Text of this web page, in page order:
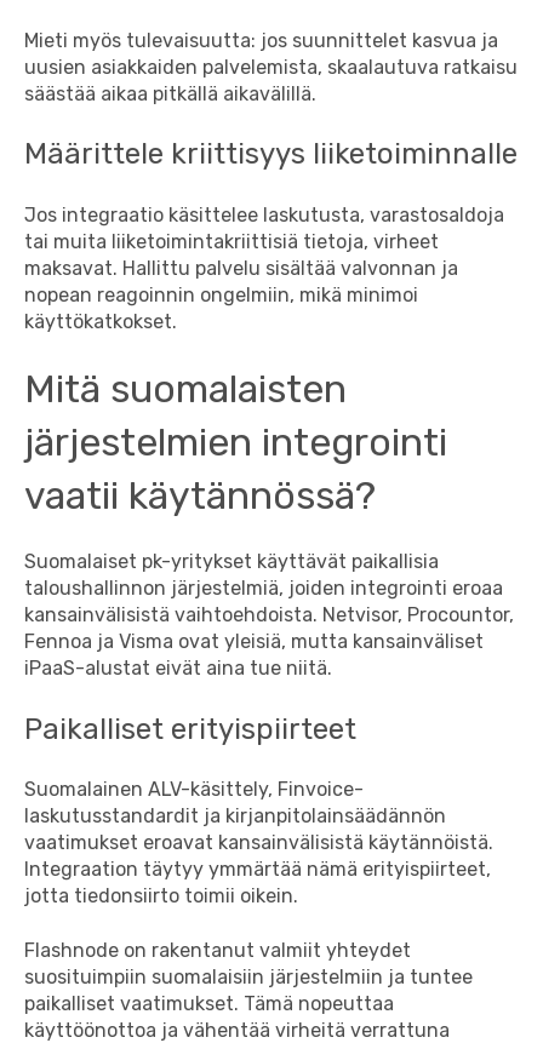
Mieti myös tulevaisuutta: jos suunnittelet kasvua ja
uusien asiakkaiden palvelemista, skaalautuva ratkaisu
säästää aikaa pitkällä aikavälillä.
Määrittele kriittisyys liiketoiminnalle
Jos integraatio käsittelee laskutusta, varastosaldoja
tai muita liiketoimintakriittisiä tietoja, virheet
maksavat. Hallittu palvelu sisältää valvonnan ja
nopean reagoinnin ongelmiin, mikä minimoi
käyttökatkokset.
Mitä suomalaisten
järjestelmien integrointi
vaatii käytännössä?
Suomalaiset pk-yritykset käyttävät paikallisia
taloushallinnon järjestelmiä, joiden integrointi eroaa
kansainvälisistä vaihtoehdoista. Netvisor, Procountor,
Fennoa ja Visma ovat yleisiä, mutta kansainväliset
iPaaS-alustat eivät aina tue niitä.
Paikalliset erityispiirteet
Suomalainen ALV-käsittely, Finvoice-
laskutusstandardit ja kirjanpitolainsäädännön
vaatimukset eroavat kansainvälisistä käytännöistä.
Integraation täytyy ymmärtää nämä erityispiirteet,
jotta tiedonsiirto toimii oikein.
Flashnode on rakentanut valmiit yhteydet
suosituimpiin suomalaisiin järjestelmiin ja tuntee
paikalliset vaatimukset. Tämä nopeuttaa
käyttöönottoa ja vähentää virheitä verrattuna